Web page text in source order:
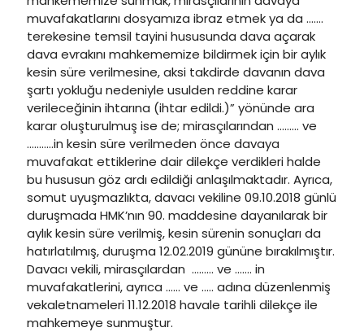
muvafakatlarını dosyamıza ibraz etmek ya da …….
terekesine temsil tayini hususunda dava açarak
dava evrakını mahkememize bildirmek için bir aylık
kesin süre verilmesine, aksi takdirde davanın dava
şartı yokluğu nedeniyle usulden reddine karar
verileceğinin ihtarına (ihtar edildi.)” yönünde ara
karar oluşturulmuş ise de; mirasçılarından ……… ve
………..in kesin süre verilmeden önce davaya
muvafakat ettiklerine dair dilekçe verdikleri halde
bu hususun göz ardı edildiği anlaşılmaktadır. Ayrıca,
somut uyuşmazlıkta, davacı vekiline 09.10.2018 günlü
duruşmada HMK’nın 90. maddesine dayanılarak bir
aylık kesin süre verilmiş, kesin sürenin sonuçları da
hatırlatılmış, duruşma 12.02.2019 gününe bırakılmıştır.
Davacı vekili, mirasçılardan ……… ve ……. in
muvafakatlerini, ayrıca …… ve ….. adına düzenlenmiş
vekaletnameleri 11.12.2018 havale tarihli dilekçe ile
mahkemeye sunmuştur.